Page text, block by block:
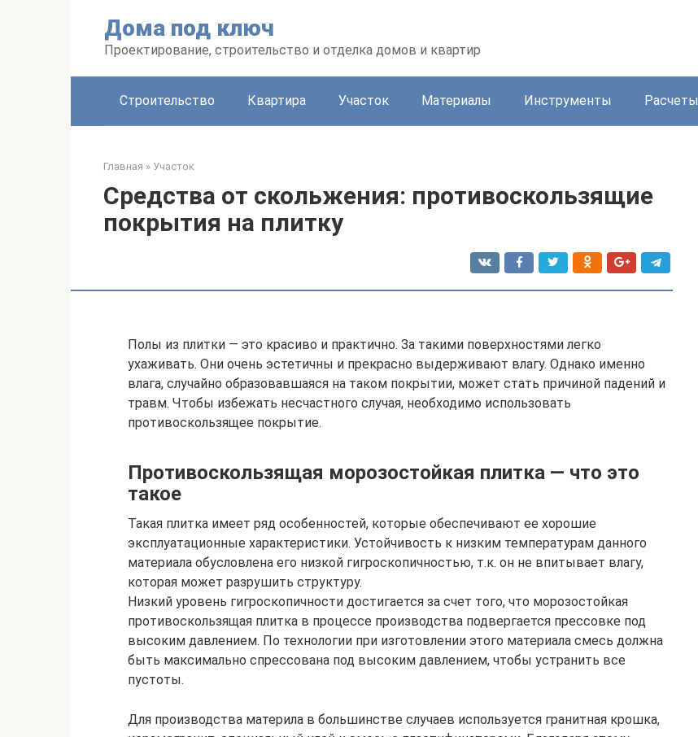
Дома под ключ
Проектирование, строительство и отделка домов и квартир
Строительство Квартира Участок Материалы Инструменты Расчеты
Главная » Участок
Средства от скольжения: противоскользящие
покрытия на плитку
Полы из плитки — это красиво и практично. За такими поверхностями легко
ухаживать. Они очень эстетичны и прекрасно выдерживают влагу. Однако именно
влага, случайно образовавшаяся на таком покрытии, может стать причиной падений и
травм. Чтобы избежать несчастного случая, необходимо использовать
противоскользящее покрытие.
Противоскользящая морозостойкая плитка — что это
такое
Такая плитка имеет ряд особенностей, которые обеспечивают ее хорошие
эксплуатационные характеристики. Устойчивость к низким температурам данного
материала обусловлена его низкой гигроскопичностью, т.к. он не впитывает влагу,
которая может разрушить структуру.
Низкий уровень гигроскопичности достигается за счет того, что морозостойкая
противоскользящая плитка в процессе производства подвергается прессовке под
высоким давлением. По технологии при изготовлении этого материала смесь должна
быть максимально спрессована под высоким давлением, чтобы устранить все
пустоты.
Для производства материла в большинстве случаев используется гранитная крошка,